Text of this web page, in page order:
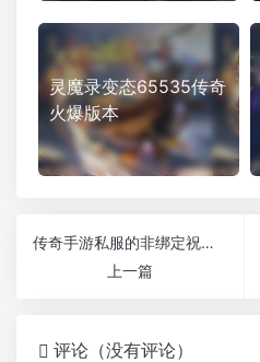
灵魔录变态65535传奇
火爆版本
传奇手游私服的非绑定祝福油都是怎么来的
上一篇
评论（没有评论）